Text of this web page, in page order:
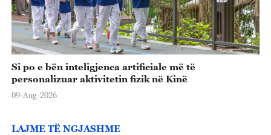
Si po e bën inteligjenca artificiale më të
personalizuar aktivitetin fizik në Kinë
09-Aug-2026
LAJME TË NGJASHME